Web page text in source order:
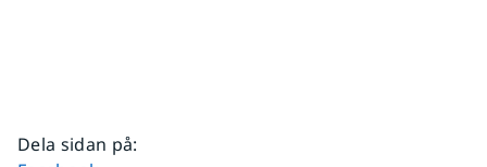
Dela sidan på: